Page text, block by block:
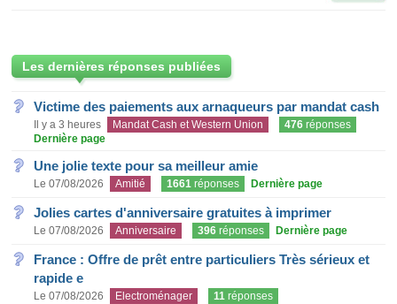
Les dernières réponses publiées
Victime des paiements aux arnaqueurs par mandat cash
Il y a 3 heures Mandat Cash et Western Union 476 réponses
Dernière page
Une jolie texte pour sa meilleur amie
Le 07/08/2026 Amitié 1661 réponses Dernière page
Jolies cartes d'anniversaire gratuites à imprimer
Le 07/08/2026 Anniversaire 396 réponses Dernière page
France : Offre de prêt entre particuliers Très sérieux et
rapide e
Le 07/08/2026 Electroménager 11 réponses